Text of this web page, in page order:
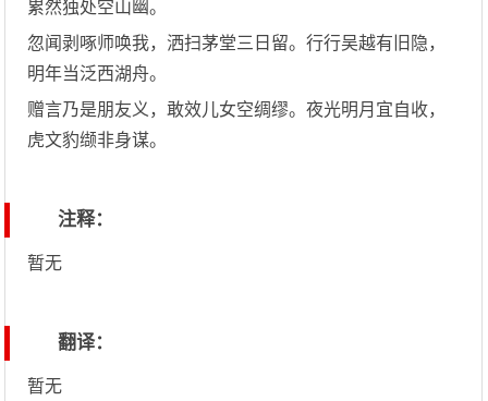
累然独处空山幽。
忽闻剥啄师唤我，洒扫茅堂三日留。行行吴越有旧隐，
明年当泛西湖舟。
赠言乃是朋友义，敢效儿女空绸缪。夜光明月宜自收，
虎文豹缬非身谋。
注释：
暂无
翻译：
暂无